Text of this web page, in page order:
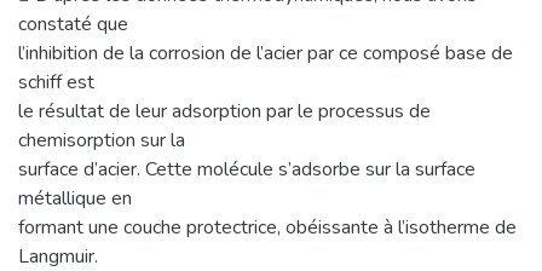
constaté que
l’inhibition de la corrosion de l’acier par ce composé base de
schiff est
le résultat de leur adsorption par le processus de
chemisorption sur la
surface d’acier. Cette molécule s’adsorbe sur la surface
métallique en
formant une couche protectrice, obéissante à l’isotherme de
Langmuir.